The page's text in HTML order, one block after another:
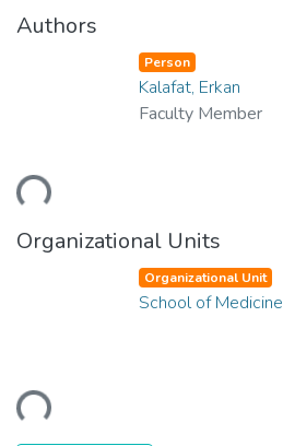
Authors
Person
Kalafat, Erkan
Faculty Member
Organizational Units
Organizational Unit
School of Medicine